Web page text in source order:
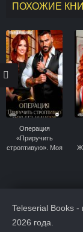
ПОХОЖИЕ
Операция
«Приручить
строптивую». Моя
Teleserial Books -
2026 года.